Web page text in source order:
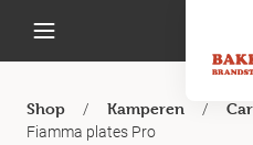
Shop / Kamperen /
Fiamma plates Pro